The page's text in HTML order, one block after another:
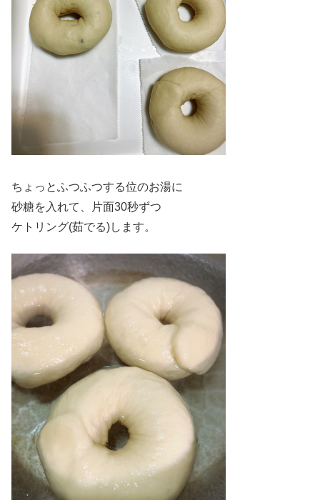
ちょっとふつふつする位のお湯に
砂糖を入れて、片面30秒ずつ
ケトリング(茹でる)します。